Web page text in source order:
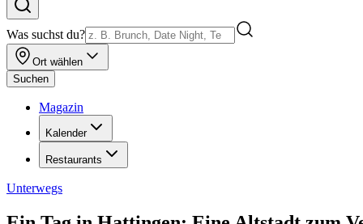
Was suchst du?
Ort wählen
Suchen
Magazin
Kalender
Restaurants
Unterwegs